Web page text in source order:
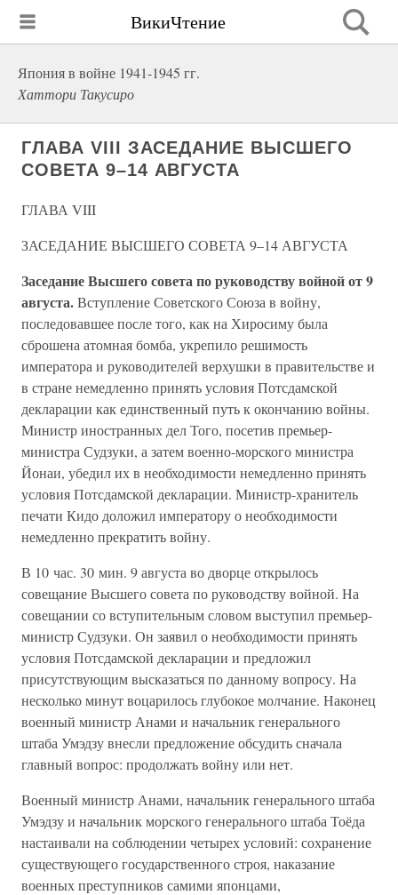
ВикиЧтение
Япония в войне 1941-1945 гг.
Хаттори Такусиро
ГЛАВА VIII ЗАСЕДАНИЕ ВЫСШЕГО
СОВЕТА 9–14 АВГУСТА
ГЛАВА VIII
ЗАСЕДАНИЕ ВЫСШЕГО СОВЕТА 9–14 АВГУСТА
Заседание Высшего совета по руководству войной от 9
августа.Вступление Советского Союза в войну,
последовавшее после того, как на Хиросиму была
сброшена атомная бомба, укрепило решимость
императора и руководителей верхушки в правительстве и
в стране немедленно принять условия Потсдамской
декларации как единственный путь к окончанию войны.
Министр иностранных дел Того, посетив премьер-
министра Судзуки, а затем военно-морского министра
Йонаи, убедил их в необходимости немедленно принять
условия Потсдамской декларации. Министр-хранитель
печати Кидо доложил императору о необходимости
немедленно прекратить войну.
В 10 час. 30 мин. 9 августа во дворце открылось
совещание Высшего совета по руководству войной. На
совещании со вступительным словом выступил премьер-
министр Судзуки. Он заявил о необходимости принять
условия Потсдамской декларации и предложил
присутствующим высказаться по данному вопросу. На
несколько минут воцарилось глубокое молчание. Наконец
военный министр Анами и начальник генерального
штаба Умэдзу внесли предложение обсудить сначала
главный вопрос: продолжать войну или нет.
Военный министр Анами, начальник генерального штаба
Умэдзу и начальник морского генерального штаба Тоёда
настаивали на соблюдении четырех условий: сохранение
существующего государственного строя, наказание
военных преступников самими японцами,